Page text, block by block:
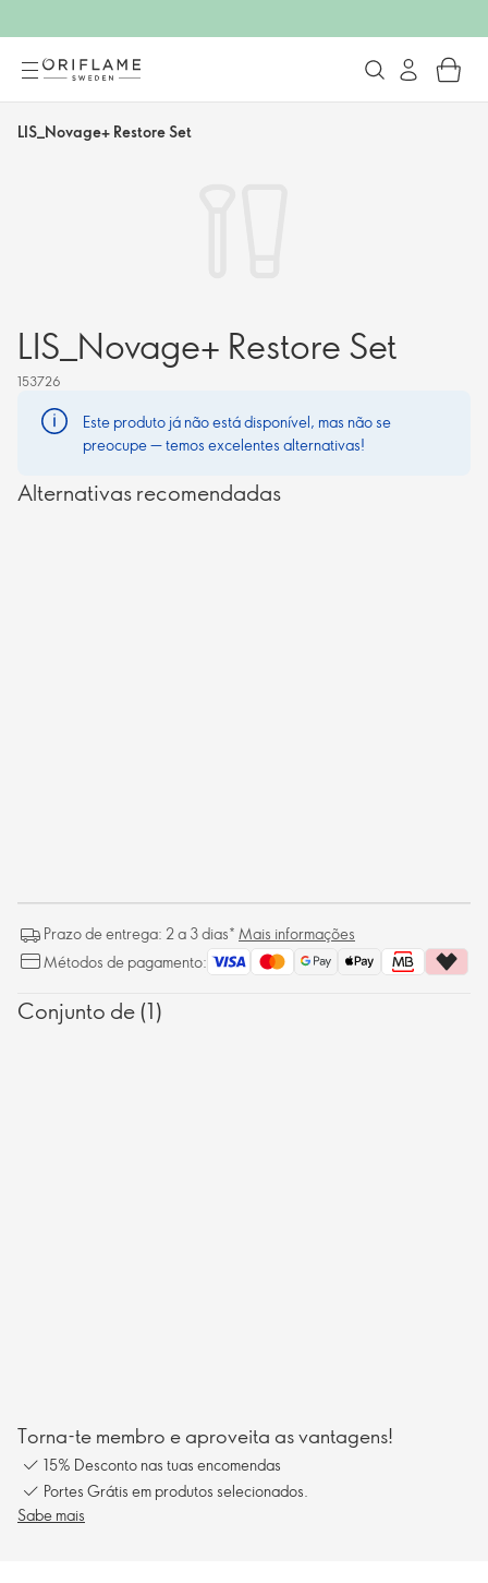
LIS_Novage+ Restore Set
LIS_Novage+ Restore Set
153726
Este produto já não está disponível, mas não se
preocupe — temos excelentes alternativas!
Alternativas recomendadas
Prazo de entrega: 2 a 3 dias* Mais informações
Métodos de pagamento:
Conjunto de (1)
Torna-te membro e aproveita as vantagens!
15% Desconto nas tuas encomendas
Portes Grátis em produtos selecionados.
Sabe mais